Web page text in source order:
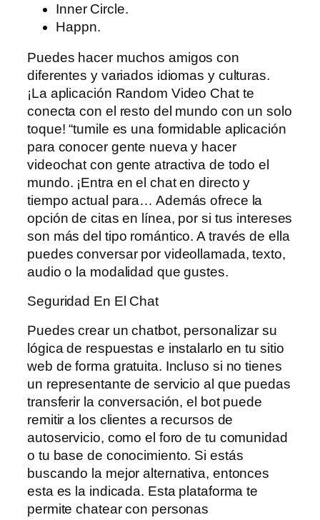
Inner Circle.
Happn.
Puedes hacer muchos amigos con
diferentes y variados idiomas y culturas.
¡La aplicación Random Video Chat te
conecta con el resto del mundo con un solo
toque! “tumile es una formidable aplicación
para conocer gente nueva y hacer
videochat con gente atractiva de todo el
mundo. ¡Entra en el chat en directo y
tiempo actual para… Además ofrece la
opción de citas en línea, por si tus intereses
son más del tipo romántico. A través de ella
puedes conversar por videollamada, texto,
audio o la modalidad que gustes.
Seguridad En El Chat
Puedes crear un chatbot, personalizar su
lógica de respuestas e instalarlo en tu sitio
web de forma gratuita. Incluso si no tienes
un representante de servicio al que puedas
transferir la conversación, el bot puede
remitir a los clientes a recursos de
autoservicio, como el foro de tu comunidad
o tu base de conocimiento. Si estás
buscando la mejor alternativa, entonces
esta es la indicada. Esta plataforma te
permite chatear con personas